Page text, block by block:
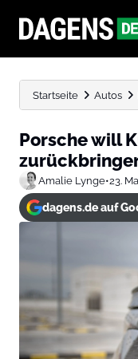
Startseite Autos
Porsche will
Amalie Lynge•23.
dagens.de auf